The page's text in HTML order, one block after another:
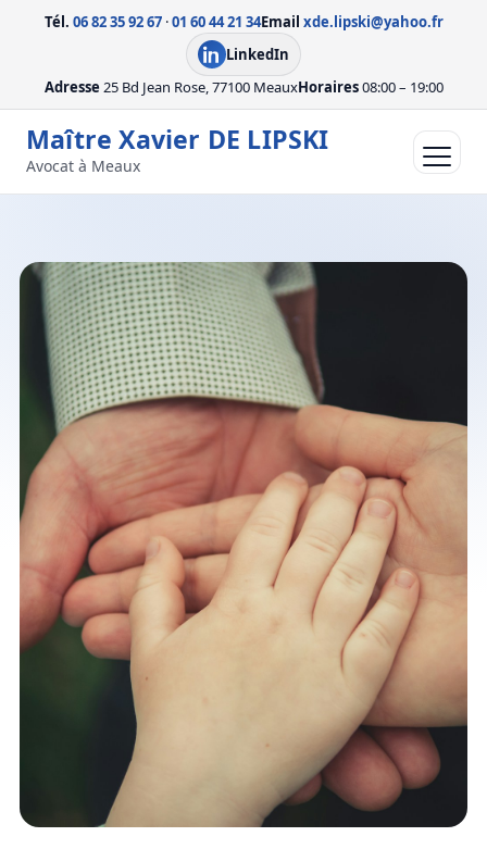
Tél. 06 82 35 92 67·01 60 44 21 34Email xde.lipski@yahoo.fr
LinkedIn
Adresse 25 Bd Jean Rose, 77100 MeauxHoraires08:00 – 19:00
Maître Xavier DE LIPSKI
Avocat à Meaux